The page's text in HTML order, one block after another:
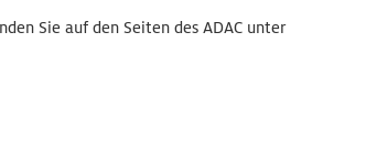
Sie auf den Seiten des ADAC unter